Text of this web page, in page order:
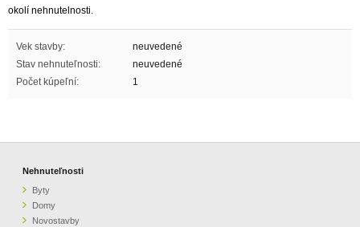
okolí nehnutelnosti.
Vek stavby:
neuvedené
Stav nehnuteľnosti:
neuvedené
Počet kúpeľní:
1
Nehnuteľnosti
Byty
Domy
Novostavby